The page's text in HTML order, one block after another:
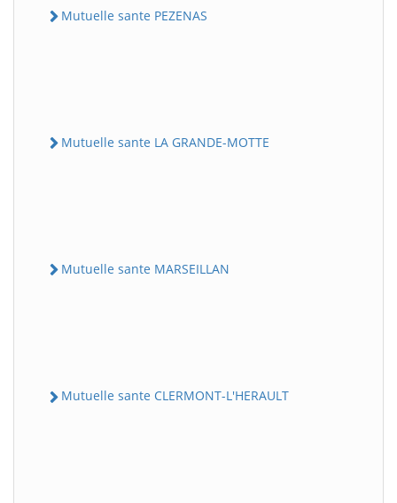
Mutuelle sante PEZENAS
Mutuelle sante LA GRANDE-MOTTE
Mutuelle sante MARSEILLAN
Mutuelle sante CLERMONT-L'HERAULT